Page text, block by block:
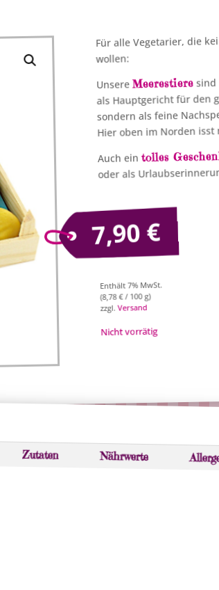
Für alle Vegetarier, die
wollen:
UnsereMeerestieresind
als Hauptgericht für den
sondern als feine
Hier oben im Norden isst
Auch eintolles
oder als
7,90€
Enthält 7% MwSt.
(8,78€/ 100 g)
zzgl.Versand
Nicht vorrätig
Zutaten Nährwerte